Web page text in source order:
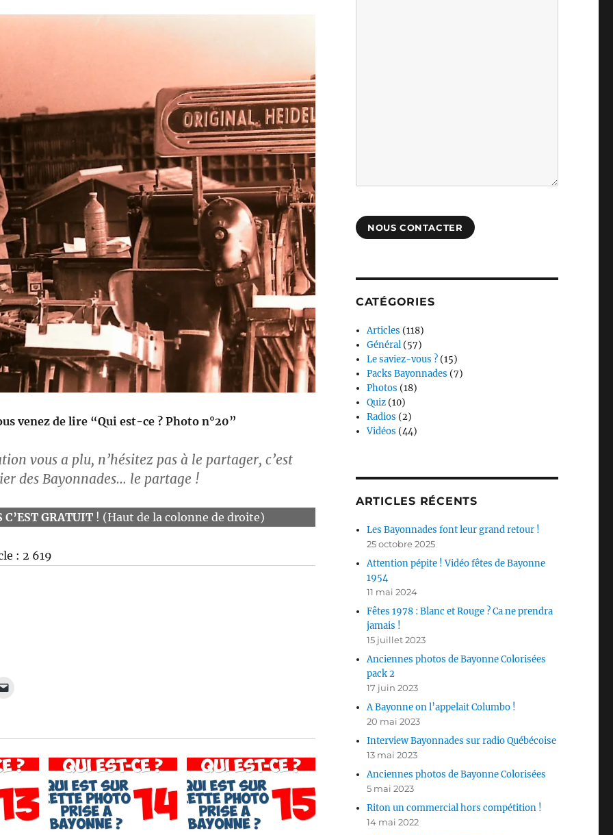
venez de lire “Qui est-ce ? Photo n°20”
vous a plu, n’hésitez pas à le partager, c’est
des Bayonnades… le partage !
GRATUIT ! (Haut de la colonne de droite)
: 2 619
NOUS CONTACTER
CATÉGORIES
Articles (118)
Général (57)
Le saviez-vous ? (15)
Packs Bayonnades (7)
Photos (18)
Quiz (10)
Radios (2)
Vidéos (44)
ARTICLES RÉCENTS
Les Bayonnades font leur grand retour !
25 octobre 2025
Attention pépite ! Vidéo fêtes de Bayonne
1954
11 mai 2024
Fêtes 1978 : Blanc et Rouge ? Ca ne prendra
jamais !
15 juillet 2023
Anciennes photos de Bayonne Colorisées
pack 2
17 juin 2023
A Bayonne on l’appelait Columbo !
20 mai 2023
Interview Bayonnades sur radio Québécoise
13 mai 2023
Anciennes photos de Bayonne Colorisées
5 mai 2023
Riton un commercial hors compétition !
14 mai 2022